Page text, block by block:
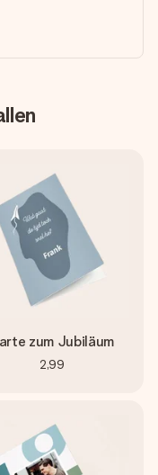
zum Jubiläum
2,99